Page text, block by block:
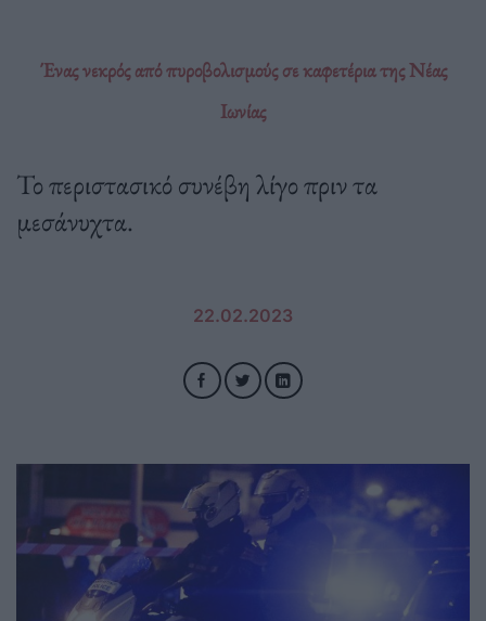
Ένας νεκρός από πυροβολισμούς σε καφετέρια της Νέας
Ιωνίας
Το περιστασικό συνέβη λίγο πριν τα
μεσάνυχτα.
22.02.2023